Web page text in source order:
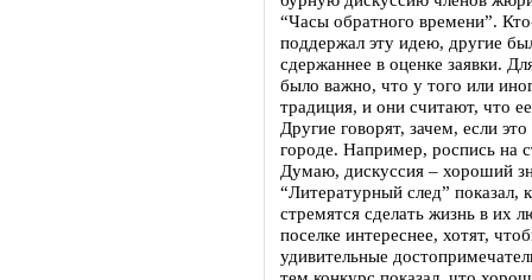
“Часы обратного времени”.
поддержал эту идею, другие
сдержаннее в оценке заявки.
было важно, что у того или
традиция, и они считают, что
Другие говорят, зачем, если
городе. Например, роспись на
Думаю, дискуссия – хороший
“Литературный след” показал,
стремятся сделать жизнь в их
поселке интереснее, хотят,
удивительные